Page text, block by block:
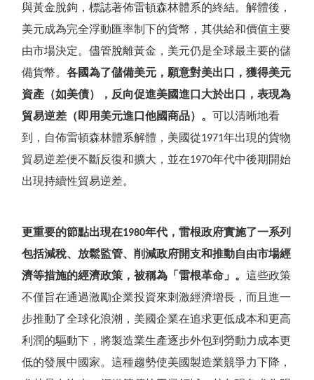
與黃金脫鉤，標誌著佈雷頓森林體系的終結。解體後，
美元成為完全浮動匯率制下的貨幣，其供給和價值主要
由市場決定。儘管脫離黃金，美元仍是全球最主要的儲
備貨幣。各國為了儲備美元，願意對美出口，獲得美元
資產（如美債），反向促進美國進口大於出口，表現為
貿易逆差（即用美元進口他國商品）。可以清晰地看
到，自佈雷頓森林體系解體，美國從1971年出現的貨物
貿易逆差便不斷反復和擴大，並在1970年代中後期開始
出現持續性貿易逆差。
更重要的節點出現在1980年代，雷根政府實施了一系列
包括減稅、放鬆監管、削減政府開支和推動自由市場經
濟等措施的經濟政策，被稱為 「雷根革命 」 。這些政策
不僅旨在通過激勵企業投資來刺激經濟增長，而且進一
步推動了全球化浪潮，美國企業在追求更低成本和更高
利潤的驅動下，將製造業生產逐步外包到勞動力成本更
低的發展中國家。這種趨勢使美國製造業競爭力下降，